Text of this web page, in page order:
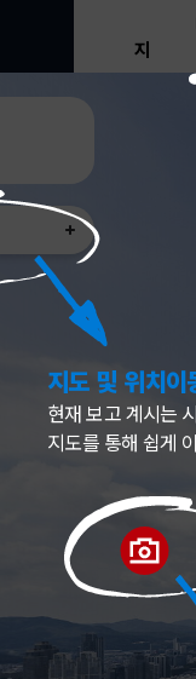
지
지도 및 위치이
현재 보고 계시는
지도를 통해 쉽게